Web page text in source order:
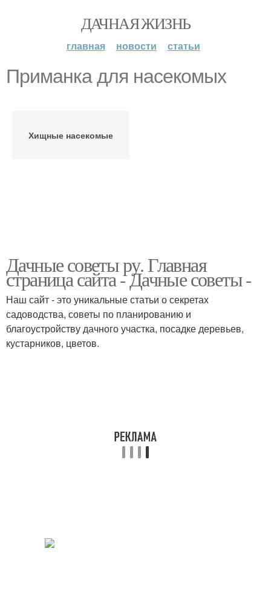
ДАЧНАЯ ЖИЗНЬ
главная новости статьи
Приманка для насекомых
Хищные насекомые
Дачные советы ру. Главная
страница сайта - Дачные советы -
Наш сайт - это уникальные статьи о секретах
садоводства, советы по планированию и
благоустройству дачного участка, посадке деревьев,
кустарников, цветов.